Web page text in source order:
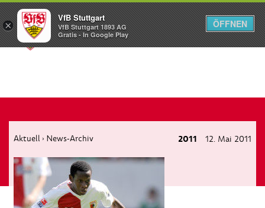
Menü
Aktuell › News-Archiv 2011 12. Mai 2011
×
VfB Stuttgart
VfB Stuttgart 1893 AG
Gratis - In Google Play
ÖFFNEN